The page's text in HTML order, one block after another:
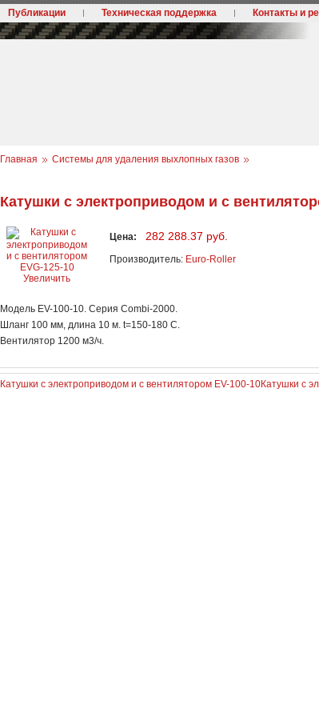
Публикации Техническая поддержка Контакты и
Главная Системы для удаления выхлопных газов
Катушки с электроприводом и с
Увеличить
Цена: 282 288.37 руб.
Производитель: Euro-Roller
Модель EV-100-10. Серия Combi-2000.
Шланг 100 мм, длина 10 м. t=150-180 C.
Вентилятор 1200 м3/ч.
Катушки с электроприводом и с вентилятором EV-100-10Катушки с